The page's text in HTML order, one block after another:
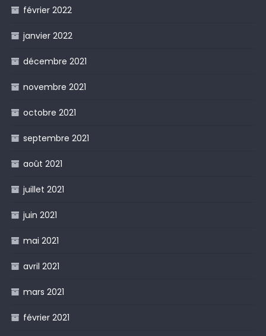
février 2022
janvier 2022
décembre 2021
novembre 2021
octobre 2021
septembre 2021
août 2021
juillet 2021
juin 2021
mai 2021
avril 2021
mars 2021
février 2021